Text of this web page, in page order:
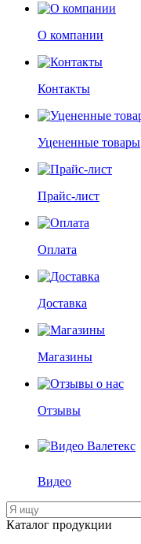
О компании
Контакты
Уцененные товары
Прайс-лист
Оплата
Доставка
Магазины
Отзывы
Видео
Каталог продукции